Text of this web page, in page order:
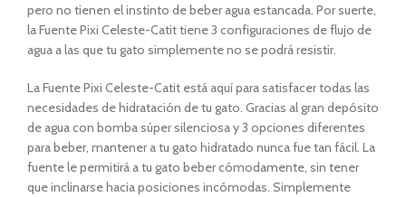
pero no tienen el instinto de beber agua estancada. Por suerte,
la Fuente Pixi Celeste-Catit tiene 3 configuraciones de flujo de
agua a las que tu gato simplemente no se podrá resistir.
La Fuente Pixi Celeste-Catit está aquí para satisfacer todas las
necesidades de hidratación de tu gato. Gracias al gran depósito
de agua con bomba súper silenciosa y 3 opciones diferentes
para beber, mantener a tu gato hidratado nunca fue tan fácil. La
fuente le permitirá a tu gato beber cómodamente, sin tener
que inclinarse hacia posiciones incómodas. Simplemente